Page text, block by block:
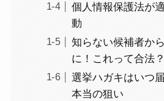
個人情報保護法が
動
知らない候補者か
に！これって合法？
選挙ハガキはいつ
本当の狙い